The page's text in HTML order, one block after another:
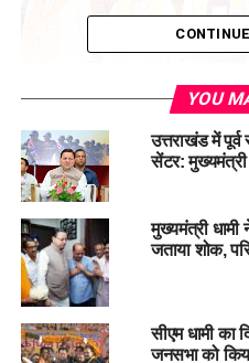
मुख्यमंत्री ने कहा कि वक्फ कानून में
जवाबदेही और न्याय सुनिश्चित
मुख्यधारा से जोड़ने की दिशा में एक
YOU
उत्तराखंड में
सेंटर: मुख्यमंत्री
मुख्यमंत्री धामी
जताया शोक,
सीएम धामी का
जनसभा को